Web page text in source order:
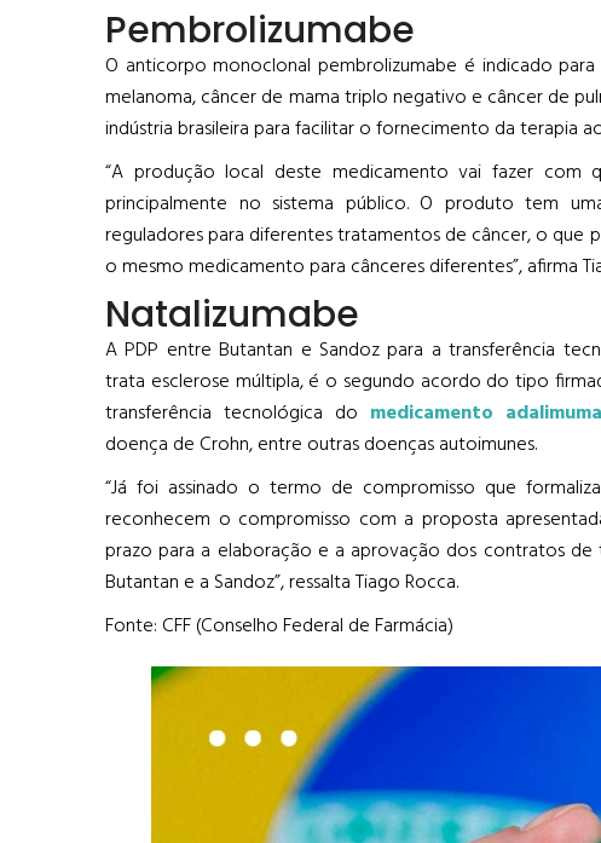
Pembrolizumabe
O anticorpo monoclonal pembrolizumabe é indicado
melanoma, câncer de mama triplo negativo e câncer de
indústria brasileira para facilitar o fornecimento da terapia
“A produção local deste medicamento vai fazer com
principalmente no sistema público. O produto tem
reguladores para diferentes tratamentos de câncer, o que
o mesmo medicamento para cânceres diferentes”, afirma
Natalizumabe
A PDP entre Butantan e Sandoz para a transferência
trata esclerose múltipla, é o segundo acordo do tipo
transferência tecnológica do medicamento
doença de Crohn, entre outras doenças autoimunes.
“Já foi assinado o termo de compromisso que
reconhecem o compromisso com a proposta
prazo para a elaboração e a aprovação dos contratos
Butantan e a Sandoz”, ressalta Tiago Rocca.
Fonte: CFF (Conselho Federal de Farmácia)